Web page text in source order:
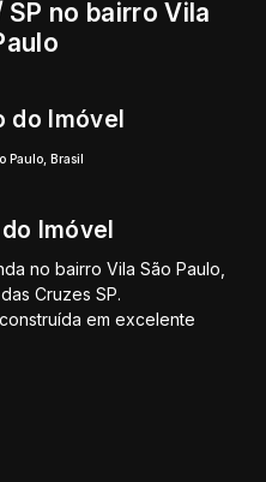
no bairro Vila
do Imóvel
Paulo,Brasil
Imóvel
no bairro Vila São Paulo,
Cruzes SP.
em excelente